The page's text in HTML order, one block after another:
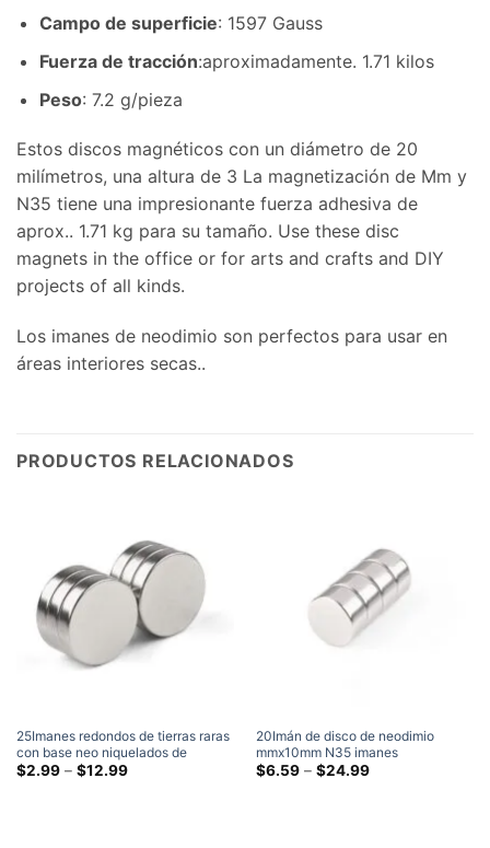
Campo de superficie: 1597 Gauss
Fuerza de tracción:aproximadamente. 1.71 kilos
Peso: 7.2 g/pieza
Estos discos magnéticos con un diámetro de 20
milímetros, una altura de 3 La magnetización de Mm y
N35 tiene una impresionante fuerza adhesiva de
aprox.. 1.71 kg para su tamaño. Use these disc
magnets in the office or for arts and crafts and DIY
projects of all kinds.
Los imanes de neodimio son perfectos para usar en
áreas interiores secas..
PRODUCTOS RELACIONADOS
25Imanes redondos de tierras raras
con base neo niquelados de
neodimio de disco fuerte súper
$2.99 – $12.99Gama
20Imán de disco de neodimio
mmx10mm N35 imanes
extremadamente grandes redondos
$6.59 – $24.99Gama